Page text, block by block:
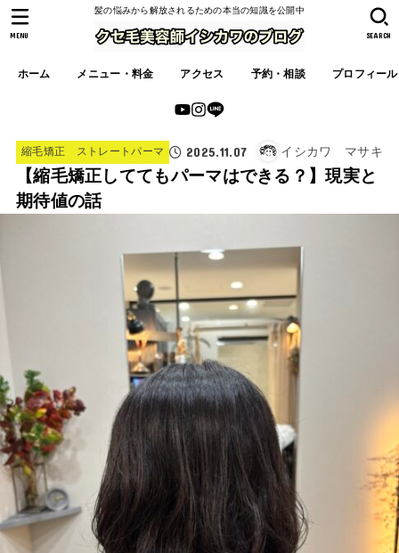
髪の悩みから解放されるための本当の知識を公開中
ホーム メニュー・料金 アクセス 予約・相談 プロフィール
SEARCH
MENU
縮毛矯正 ストレートパーマ 2025.11.07 イシカワ マサキ
【縮毛矯正しててもパーマはできる？】現実と
期待値の話